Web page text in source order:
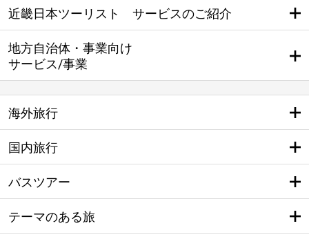
近畿日本ツーリスト サービスのご紹介
地方自治体・事業向け
サービス/事業
海外旅行
国内旅行
バスツアー
テーマのある旅